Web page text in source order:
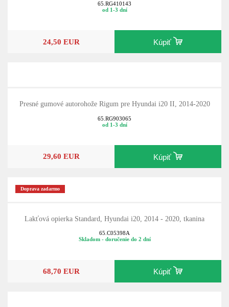
65.RG410143
od 1-3 dní
24,50 EUR Kúpiť
Presné gumové autorohože Rigum pre Hyundai i20 II, 2014-2020
65.RG903065
od 1-3 dní
29,60 EUR Kúpiť
Doprava zadarmo
Lakťová opierka Standard, Hyundai i20, 2014 - 2020, tkanina
65.C05398A
Skladom - doručenie do 2 dní
68,70 EUR Kúpiť